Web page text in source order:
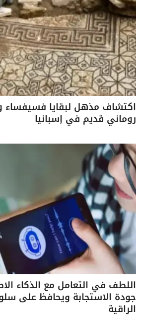
اكتشاف مذهل لبقايا فسيفساء
روماني قديم في إسبانيا
اللطف في التعامل مع الذكاء
جودة الاستجابة ويحافظ على
الراقية